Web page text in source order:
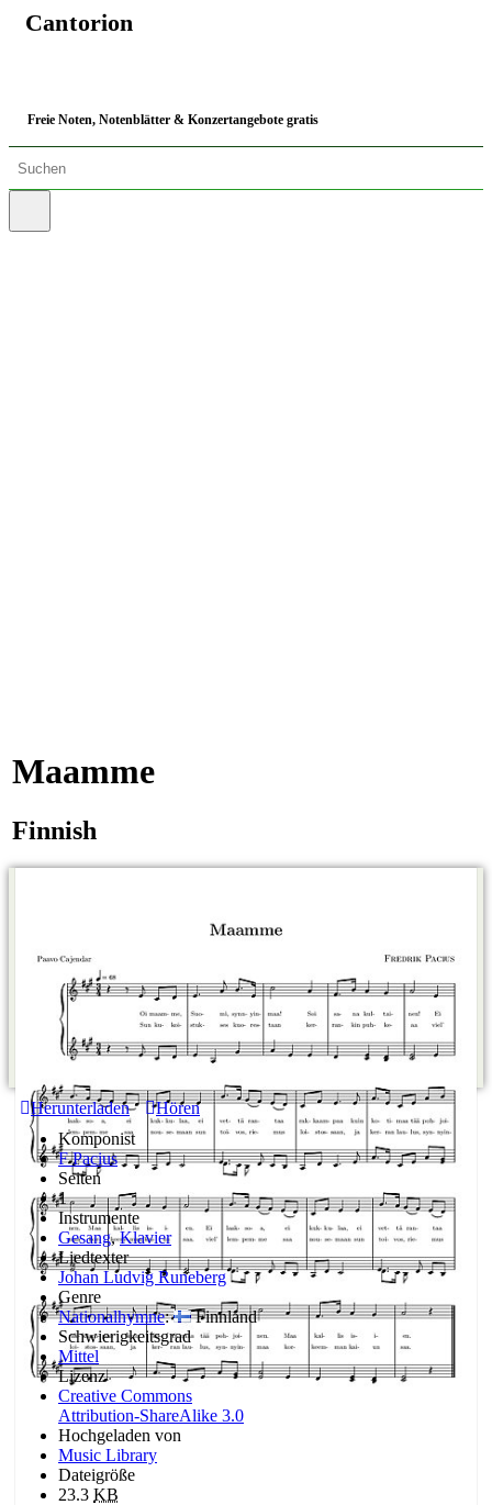
Cantorion
Freie Noten, Notenblätter & Konzertangebote gratis
Maamme
Finnish
Herunterladen
Hören
Komponist
F Pacius
Seiten
1
Instrumente
Gesang,Klavier
Liedtexter
Johan Ludvig Runeberg
Genre
Nationalhymne:
Finnland
Schwierigkeitsgrad
Mittel
Lizenz
Creative Commons
Attribution-ShareAlike 3.0
Hochgeladen von
Music Library
Dateigröße
23.3 KB